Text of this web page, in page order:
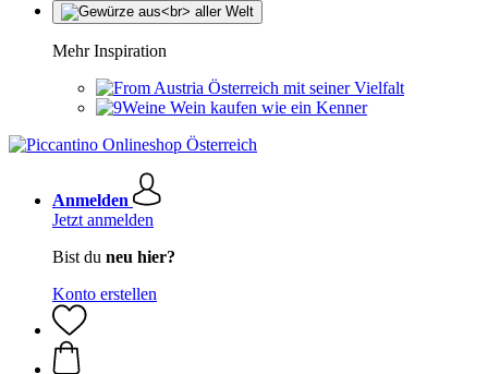
Mehr Inspiration
Österreich mit seiner Vielfalt
Wein kaufen wie ein Kenner
Anmelden
Jetzt anmelden
Bist du neu hier?
Konto erstellen